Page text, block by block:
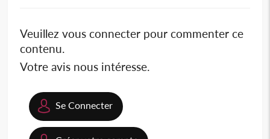
Veuillez vous connecter pour commenter ce
contenu.
Votre avis nous intéresse.
Se Connecter